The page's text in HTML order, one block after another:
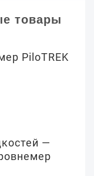
товары
PiloTREK
—